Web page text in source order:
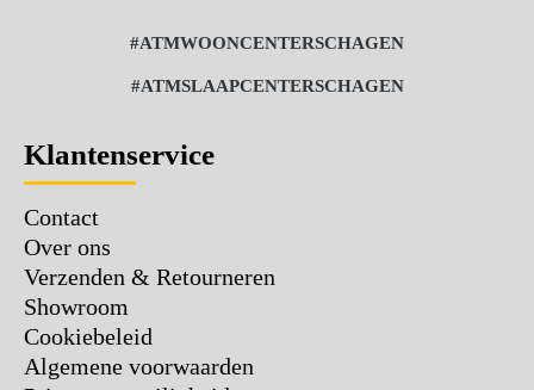
#ATMWOONCENTERSCHAGEN
#ATMSLAAPCENTERSCHAGEN
Klantenservice
Contact
Over ons
Verzenden & Retourneren
Showroom
Cookiebeleid
Algemene voorwaarden